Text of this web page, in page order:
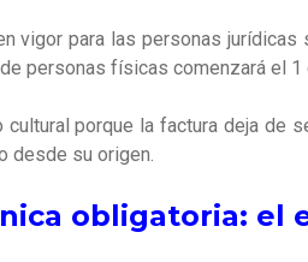
vigorpara las personas jurídicas
personas físicas comenzará el 1
cultural porque la factura deja de
desde su origen.
obligatoria: el